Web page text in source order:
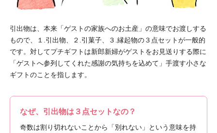
引出物は、本来「ゲストの家族へのお土産」の意味でお渡しする
もので、１.引出物、２.引菓子、３.縁起物の３点セットが一般的
です。対してプチギフトは新郎新婦がゲストをお見送りする際に
「ゲストへ参列してくれた感謝の気持ちを込めて」手渡す小さな
ギフトのことを指します。
なぜ、引出物は３点セットなの？
奇数は割り切れないことから「別れない」という意味を持